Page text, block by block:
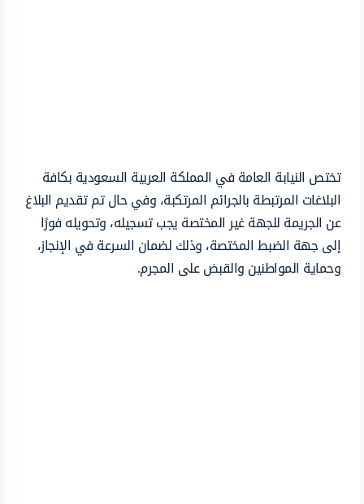
تختص النيابة العامة في المملكة العربية السعودية بكافة
البلاغات المرتبطة بالجرائم المرتكبة، وفي حال تم تقديم البلاغ
عن الجريمة للجهة غير المختصة يجب تسجيله، وتحويله فورًا
إلى جهة الضبط المختصة، وذلك لضمان السرعة في الإنجاز،
وحماية المواطنين والقبض على المجرم.